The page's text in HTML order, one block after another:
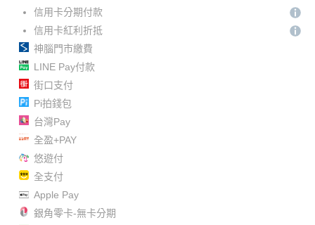
信用卡分期付款
信用卡紅利折抵
神腦門市繳費
LINE Pay付款
街口支付
Pi拍錢包
台灣Pay
全盈+PAY
悠遊付
全支付
Apple Pay
銀角零卡-無卡分期